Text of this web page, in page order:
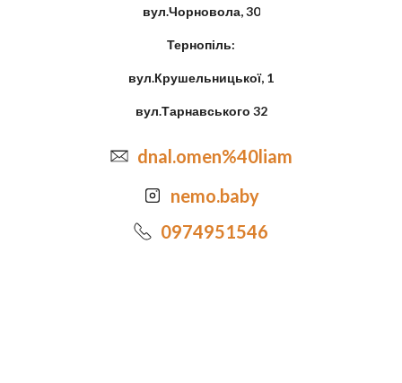
вул.Чорновола, 30
Тернопіль:
вул.Крушельницької, 1
вул.Тарнавського 32
dnal.omen%40liam
nemo.baby
0974951546